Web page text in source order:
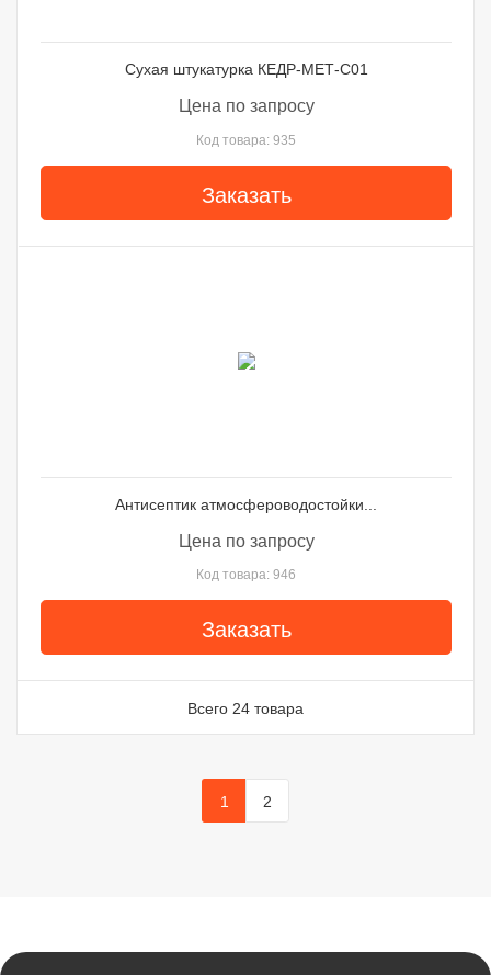
Сухая штукатурка КЕДР-МЕТ-С01
Цена по запросу
Код товара: 935
Заказать
Антисептик атмосфероводостойки...
Цена по запросу
Код товара: 946
Заказать
Всего 24 товара
1 2